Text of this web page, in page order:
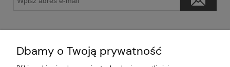
Dbamy o Twoją prywatność